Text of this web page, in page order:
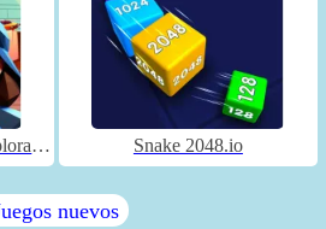
Hidden Object Rooms Exploration Snake 2048.io
nuevos